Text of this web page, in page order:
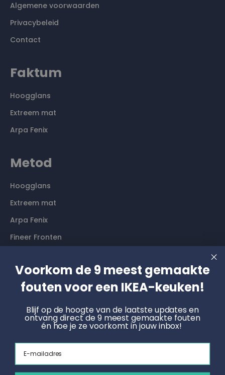
Algemene voorwaarden
Privacybeleid
Contact
Faktum
Hoogglans
Extreem mat
Arpa Fenix
Metod
Hoogglans
Extreem mat
Arpa Fenix
Fineer Fronten
Contact
Langs komen? Graag even een afspraak maken. Dan
hebben wij alle tijd voor je.
Boek een online afspraak
KNOET
Radonstraat 4, 7031 GT Wehl
Voorkom de 9 meest gemaakte
fouten voor een IKEA-keuken!
Blijf op de hoogte van de laatste updates en
ontvang direct de 9 meest gemaakte fouten
én hoe je ze voorkomt in jouw inbox!